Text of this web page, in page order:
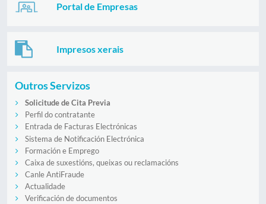
Portal de Empresas
Impresos xerais
Outros Servizos
Solicitude de Cita Previa
Perfil do contratante
Entrada de Facturas Electrónicas
Sistema de Notificación Electrónica
Formación e Emprego
Caixa de suxestións, queixas ou reclamacións
Canle AntiFraude
Actualidade
Verificación de documentos